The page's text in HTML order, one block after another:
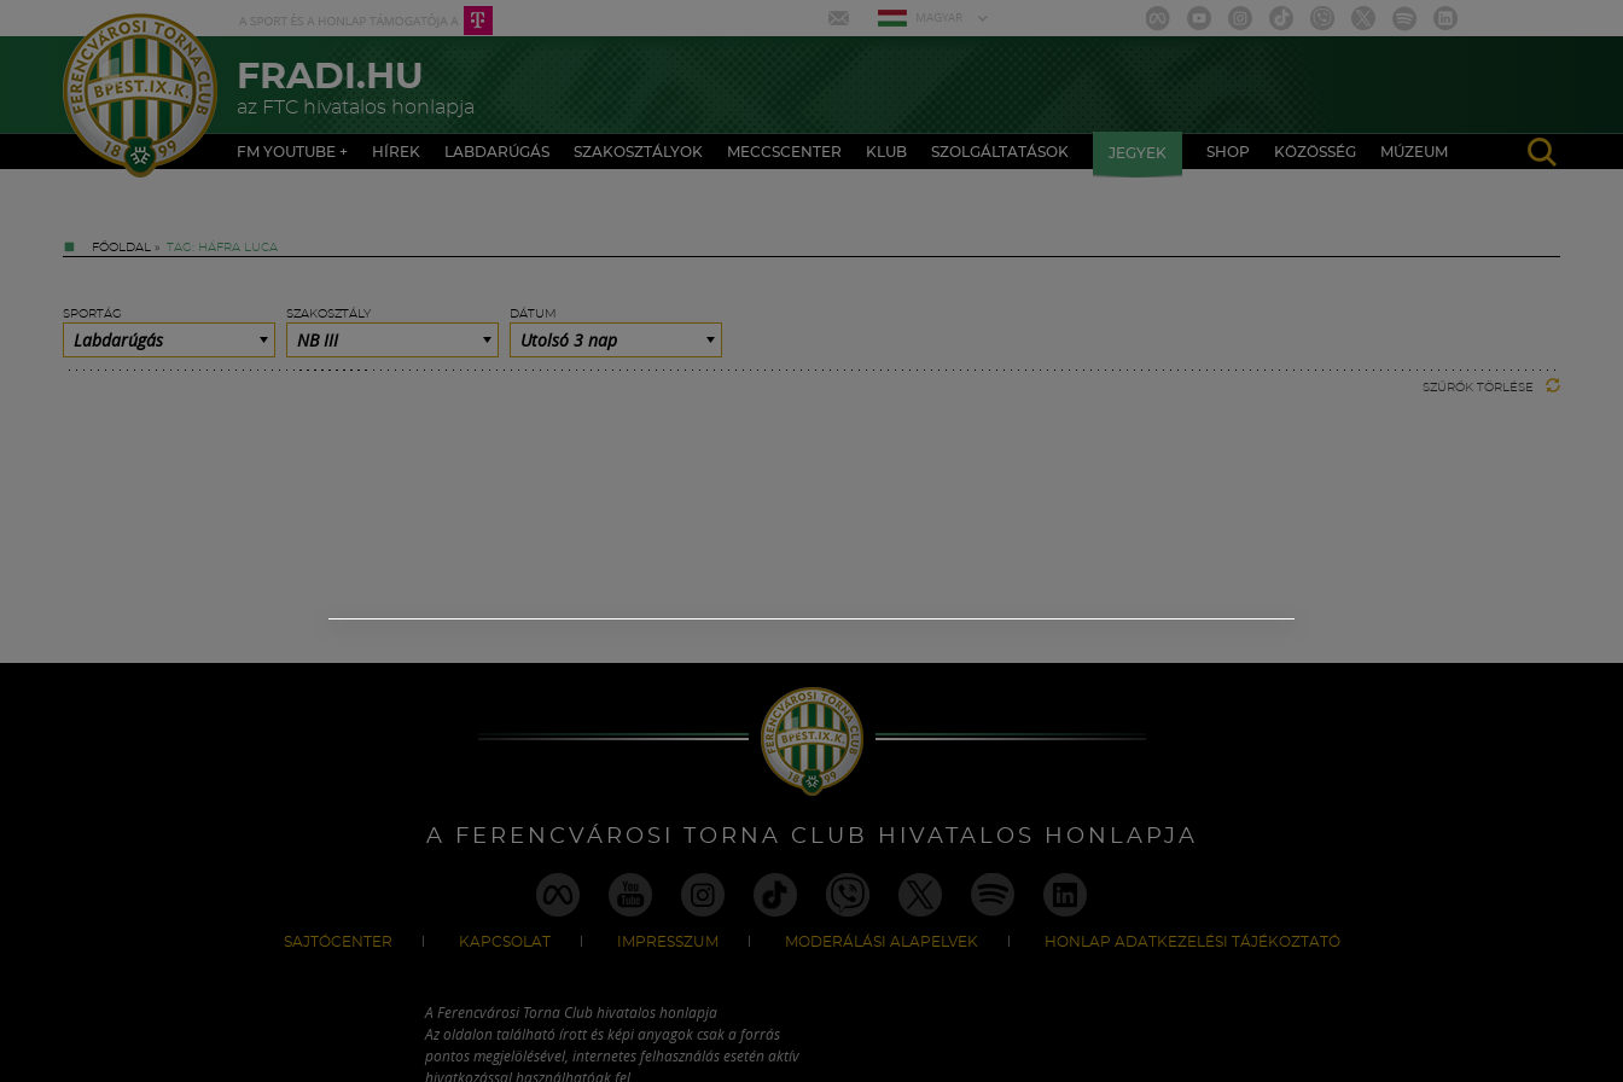
MAGYAR
FRADI.HU
az FTC hivatalos honlapja
FM YOUTUBE + HÍREK LABDARÚGÁS SZAKOSZTÁLYOK MECCSCENTER KLUB SZOLGÁLTATÁSOK JEGYEK SHOP KÖZÖSSÉG MÚZEUM
FŐOLDAL » TAG: HÁFRA LUCA
SPORTÁG
Labdarúgás
SZAKOSZTÁLY
NB III
DÁTUM
Utolsó 3 nap
SZŰRŐK TÖRLÉSE
A FERENCVÁROSI TORNA CLUB HIVATALOS HONLAPJA
SAJTÓCENTER KAPCSOLAT IMPRESSZUM MODERÁLÁSI ALAPELVEK HONLAP ADATKEZELÉSI TÁJÉKOZTATÓ
A Ferencvárosi Torna Club hivatalos honlapja
Az oldalon található írott és képi anyagok csak a forrás
pontos megjelölésével, internetes felhasználás esetén aktív
hivatkozással használhatóak fel.